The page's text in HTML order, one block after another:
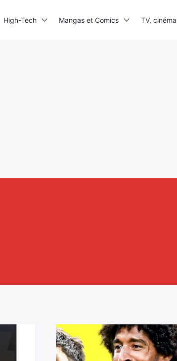
High-Tech Mangas et Comics TV, cinéma